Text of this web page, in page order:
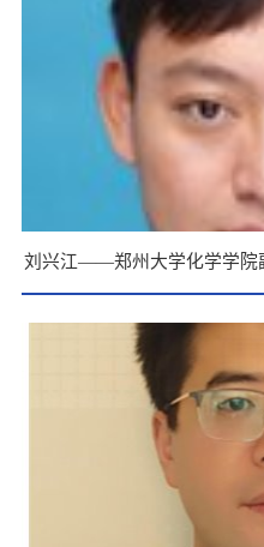
刘兴江——郑州大学化学学院
负